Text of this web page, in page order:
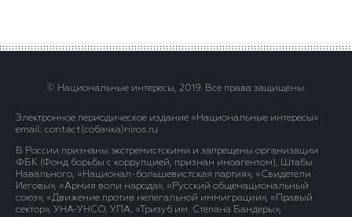
© Национальные интересы, 2019. Все права защищены.
Электронное периодическое издание «Национальные интересы» .
email: contact(сoбaчка)niros.ru
В России признаны экстремистскими и запрещены организации
ФБК (Фонд борьбы с коррупцией, признан иноагентом), Штабы
Навального, «Национал-большевистская партия», «Свидетели
Иеговы», «Армия воли народа», «Русский общенациональный
союз», «Движение против нелегальной иммиграции», «Правый
сектор», УНА-УНСО, УПА, «Тризуб им. Степана Бандеры»,